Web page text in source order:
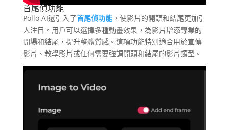
首尾偵功能
Pollo AI還引入了首尾偵功能，使影片的開頭和結尾更加引
人注目。用戶可以選擇多種動畫效果，為影片增添專業的
開場和結尾，提升整體質感。這項功能特別適合用於宣傳
影片、教學影片或任何需要強調開頭和結尾的影片類型。